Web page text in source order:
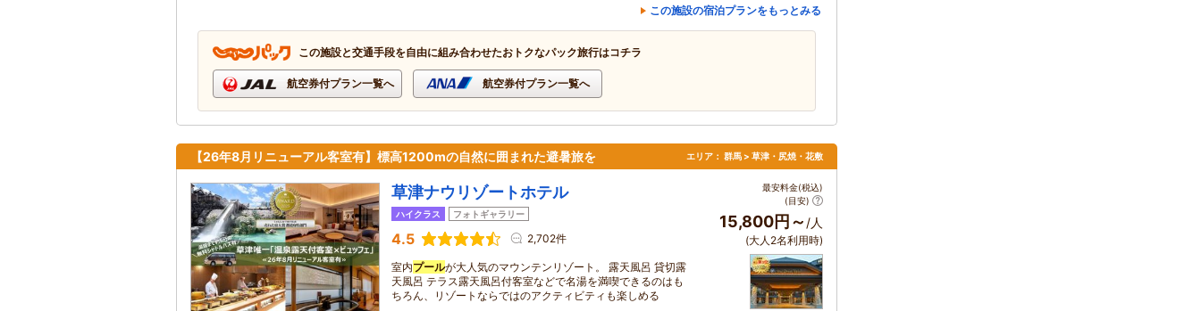
この施設の宿泊プランをもっとみる
この施設と交通手段を自由に組み合わせたおトクなパック旅行はコチラ
航空券付プラン一覧へ 航空券付プラン一覧へ
【26年8月リニューアル客室有】標高1200mの自然に囲まれた避暑旅を エリア： 群馬 > 草津・尻焼・花敷
草津ナウリゾートホテル
ハイクラス フォトギャラリー
4.5 2,702件
室内プールが大人気のマウンテンリゾート。 露天風呂 貸切露
天風呂 テラス露天風呂付客室などで名湯を満喫できるのはも
ちろん、リゾートならではのアクティビティも楽しめる
最安料金(税込)
(目安)
15,800円～/人
(大人2名利用時)